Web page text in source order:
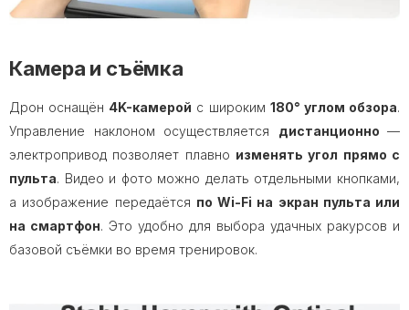
Камера и съёмка
Дрон оснащён 4K-камерой с широким 180° углом обзора.
Управление наклоном осуществляется дистанционно —
электропривод позволяет плавно изменять угол прямо с
пульта. Видео и фото можно делать отдельными кнопками,
а изображение передаётся по Wi-Fi на экран пульта или
на смартфон. Это удобно для выбора удачных ракурсов и
базовой съёмки во время тренировок.